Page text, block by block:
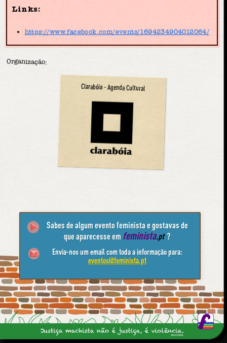
Links:
https://www.facebook.com/events/1694234904012064/
Organização:
Clarabóia - Agenda Cultural
Sabes de algum evento feminista e gostavas de
que aparecesse em feminista.pt ?
Envia-nos um email com toda a informação para:
eventos@feminista.pt